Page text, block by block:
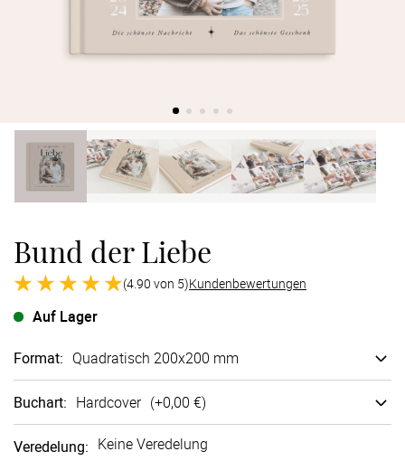
Bund der Liebe
(4.90 von 5)Kundenbewertungen
Auf Lager
Format: Quadratisch 200x200 mm
Buchart: Hard­cover (+0,00 €)
Veredelung: Keine Veredelung